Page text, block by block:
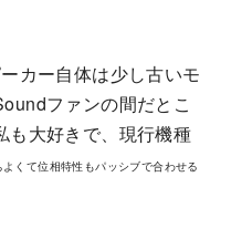
カー自体は少し古いモ
ファンの間だとこ
も大好きで、現行機種
くて位相特性もパッシブで合わせる